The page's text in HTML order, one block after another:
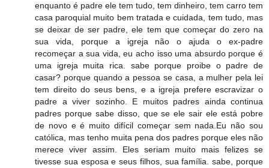
enquanto é padre ele tem tudo, tem dinheiro, tem carro tem
casa paroquial muito bem tratada e cuidada, tem tudo, mas
se deixar de ser padre, ele tem que começar do zero na
sua vida, porque a igreja não o ajuda o ex-padre
recomeçar a sua vida, eu acho isso uma absurdo porque é
uma igreja muita rica. sabe porque proibe o padre de
casar? porque quando a pessoa se casa, a mulher pela lei
tem direito do seus bens, e a igreja prefere escravizar o
padre a viver sozinho. E muitos padres ainda continua
padres porque sabe disso, que se ele sair ele está pobre
de novo e é muito difícil começar sem nada.Eu não sou
católica, mas tenho muita pena dos padres porque eles não
merece viver assim. Eles seriam muito mais felizes se
tivesse sua esposa e seus filhos, sua família. sabe, porque